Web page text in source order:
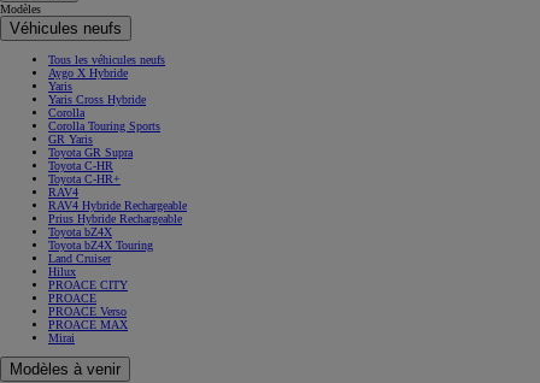
Modèles
Véhicules neufs
Tous les véhicules neufs
Aygo X Hybride
Yaris
Yaris Cross Hybride
Corolla
Corolla Touring Sports
GR Yaris
Toyota GR Supra
Toyota C-HR
Toyota C-HR+
RAV4
RAV4 Hybride Rechargeable
Prius Hybride Rechargeable
Toyota bZ4X
Toyota bZ4X Touring
Land Cruiser
Hilux
PROACE CITY
PROACE
PROACE Verso
PROACE MAX
Mirai
Modèles à venir